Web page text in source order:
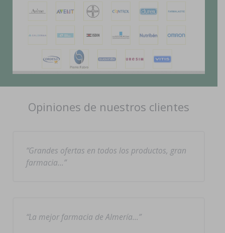
Opiniones de nuestros clientes
Grandes ofertas en todos los productos, gran
farmacia…
La mejor farmacia de Almería…